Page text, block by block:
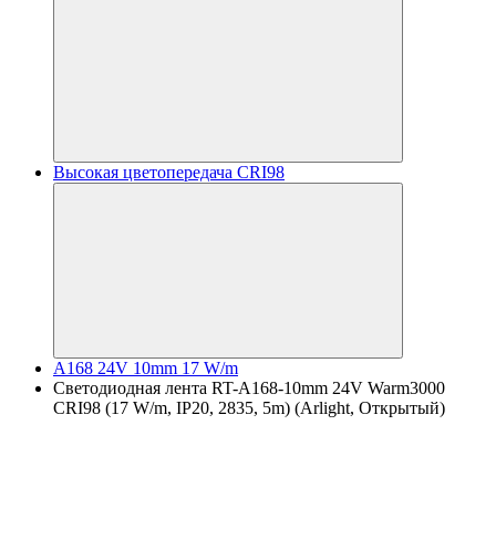
Высокая цветопередача CRI98
A168 24V 10mm 17 W/m
Светодиодная лента RT-A168-10mm 24V Warm3000
CRI98 (17 W/m, IP20, 2835, 5m) (Arlight, Открытый)